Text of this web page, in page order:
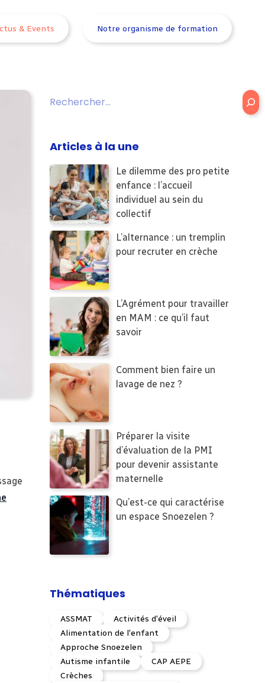
& Events Notre organisme de formation
Rechercher
Articles à la une
Le dilemme des pro petite
enfance : l’accueil
individuel au sein du
collectif
L’alternance : un tremplin
pour recruter en crèche
L’Agrément pour travailler
en MAM : ce qu’il faut
savoir
Comment bien faire un
lavage de nez ?
Préparer la visite
d’évaluation de la PMI
pour devenir assistante
maternelle
Qu’est-ce qui caractérise
un espace Snoezelen ?
Thématiques
ASSMAT
Activités d'éveil
Alimentation de l'enfant
Approche Snoezelen
Autisme infantile
CAP AEPE
Crèches